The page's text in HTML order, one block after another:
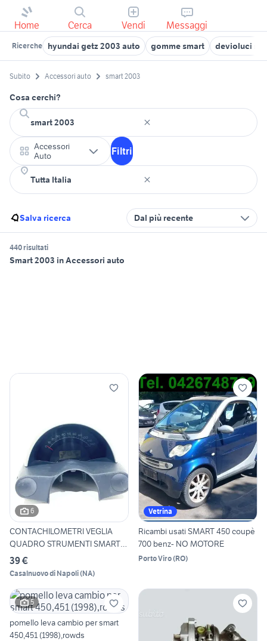
Home Cerca Vendi Messaggi
Ricerche hyundai getz 2003 auto gomme smart devioluci
Subito Accessori auto smart 2003
Cosa cerchi?
Accessori
Auto
Filtri
Salva ricerca Dal più recente
440 risultati
Smart 2003 in Accessori auto
6
CONTACHILOMETRI VEGLIA
QUADRO STRUMENTI SMART
Fort
39 €
Casalnuovo di Napoli(NA)
Vetrina
Ricambi usati SMART 450 coupè
700 benz- NO MOTORE
Porto Viro(RO)
5
pomello leva cambio per smart
450,451 (1998),rowds